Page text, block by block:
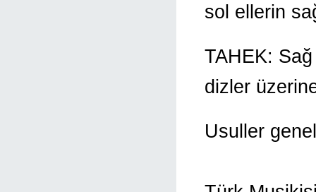
sol ellerin
TAHEK:
dizler
Usuller